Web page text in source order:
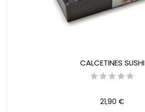
CALCETINES SUSHI
21,90 €